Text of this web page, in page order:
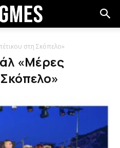
στη Σκόπελο»
«Μέρες